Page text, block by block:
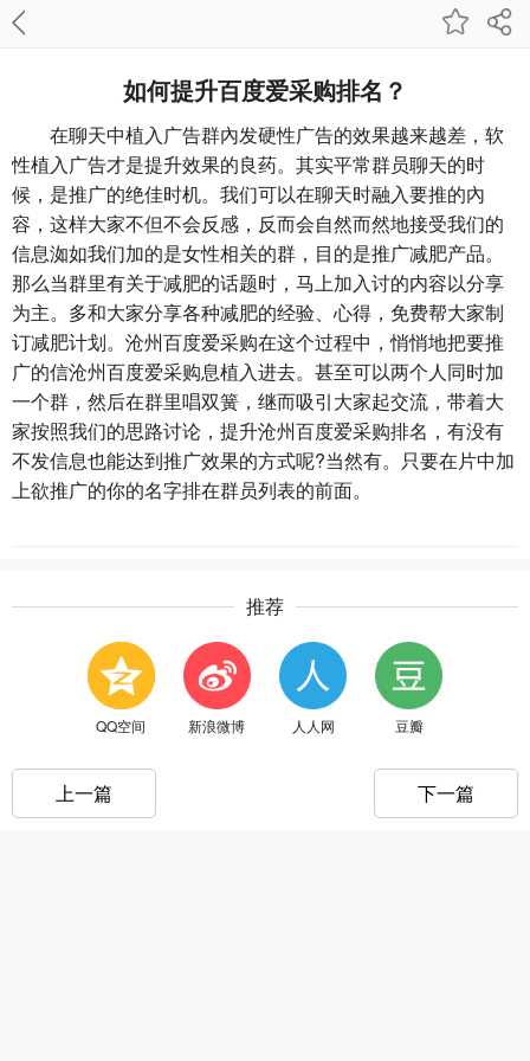
如何提升百度爱采购排名？
在聊天中植入广告群內发硬性广告的效果越来越差，软
性植入广告才是提升效果的良药。其实平常群员聊天的时
候，是推广的绝佳时机。我们可以在聊天时融入要推的內
容，这样大家不但不会反感，反而会自然而然地接受我们的
信息洳如我们加的是女性相关的群，目的是推广减肥产品。
那么当群里有关于减肥的话题时，马上加入讨的内容以分享
为主。多和大家分享各种减肥的经验、心得，免费帮大家制
订减肥计划。沧州百度爱采购在这个过程中，悄悄地把要推
广的信沧州百度爱采购息植入进去。甚至可以两个人同时加
一个群，然后在群里唱双簧，继而吸引大家起交流，带着大
家按照我们的思路讨论，提升沧州百度爱采购排名，有没有
不发信息也能达到推广效果的方式呢?当然有。只要在片中加
上欲推广的你的名字排在群员列表的前面。
推荐
QQ空间 新浪微博 人人网 豆瓣
上一篇 下一篇